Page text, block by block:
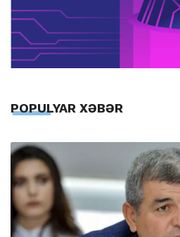
POPULYAR XƏBƏR